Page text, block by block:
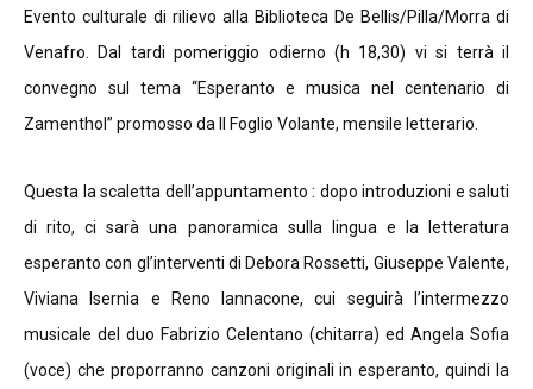
Evento culturale di rilievo alla Biblioteca De Bellis/Pilla/Morra di
Venafro. Dal tardi pomeriggio odierno (h 18,30) vi si terrà il
convegno sul tema “Esperanto e musica nel centenario di
Zamenthol” promosso da Il Foglio Volante, mensile letterario.
Questa la scaletta dell’appuntamento : dopo introduzioni e saluti
di rito, ci sarà una panoramica sulla lingua e la letteratura
esperanto con gl’interventi di Debora Rossetti, Giuseppe Valente,
Viviana Isernia e Reno Iannacone, cui seguirà l’intermezzo
musicale del duo Fabrizio Celentano (chitarra) ed Angela Sofia
(voce) che proporranno canzoni originali in esperanto, quindi la